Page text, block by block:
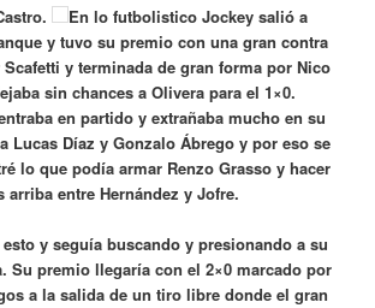
En lo futbolistico Jockey salió a
y tuvo su premio con una gran contra
Scafetti y terminada de gran forma por Nico
sin chances a Olivera para el 1×0.
en partido y extrañaba mucho en su
Lucas Díaz y Gonzalo Ábrego y por eso se
lo que podía armar Renzo Grasso y hacer
arriba entre Hernández y Jofre.
y seguía buscando y presionando a su
Su premio llegaría con el 2×0 marcado por
a la salida de un tiro libre donde el gran